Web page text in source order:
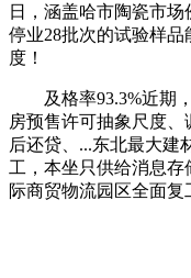
日，涵盖哈市陶瓷市场
停业28批次的试验样
度！
及格率93.3%近期，
房预售许可抽象尺度
后还贷、...东北最大建
工，本坐只供给消息
际商贸物流园区全面复